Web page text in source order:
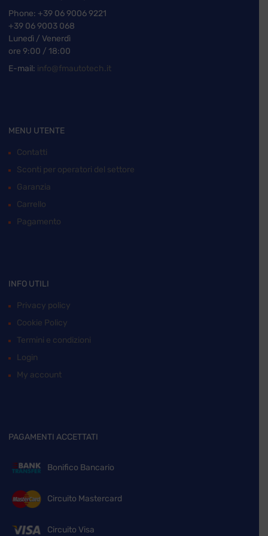
Phone: +39 06 9006 9221
+39 06 9003 068
Lunedì / Venerdì
ore 9:00 / 18:00
E-mail: info@fmautotech.it
MENU UTENTE
Contatti
Sconti per operatori del settore
Garanzia
Carrello
Pagamento
INFO UTILI
Privacy policy
Cookie Policy
Termini e condizioni
Login
My account
PAGAMENTI ACCETTATI
Bonifico Bancario
Circuito Mastercard
Circuito Visa